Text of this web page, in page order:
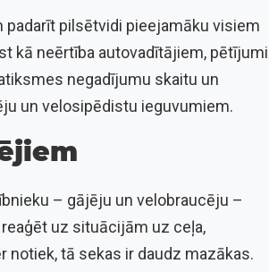
pilsētvidi pieejamāku visiem
kā neērtība autovadītājiem, pētījumi
negadījumu skaitu un
un velosipēdistu ieguvumiem.
– gājēju un velobraucēju –
uz situācijām uz ceļa,
tā sekas ir daudz mazākas.